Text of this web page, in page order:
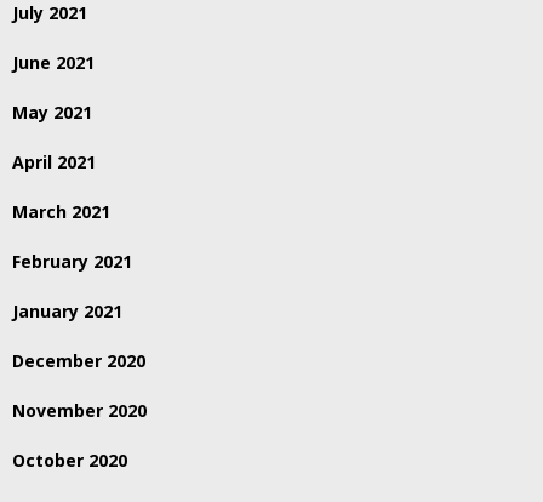
July 2021
June 2021
May 2021
April 2021
March 2021
February 2021
January 2021
December 2020
November 2020
October 2020